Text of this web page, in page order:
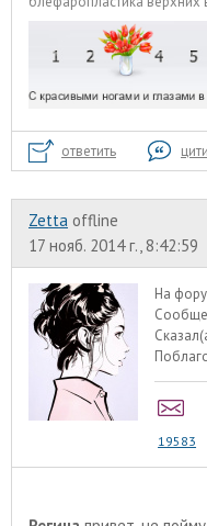
ответить
Zetta offline
17 нояб. 2014 г., 8:42:59
На
19583